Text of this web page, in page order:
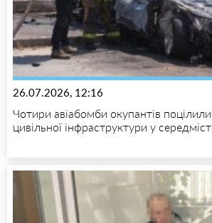
26.07.2026, 12:16
Чотири авіабомби окупантів поцілили
цивільної інфраструктури у